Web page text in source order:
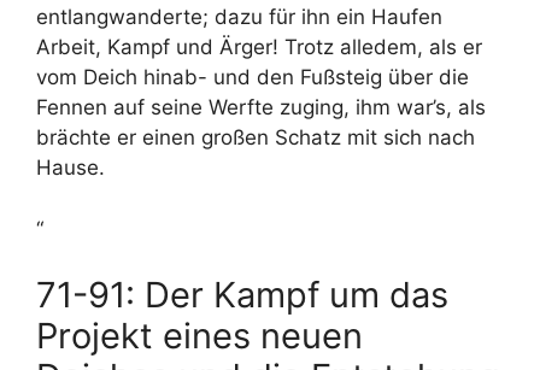
entlangwanderte; dazu für ihn ein Haufen
Arbeit, Kampf und Ärger! Trotz alledem, als er
vom Deich hinab- und den Fußsteig über die
Fennen auf seine Werfte zuging, ihm war’s, als
brächte er einen großen Schatz mit sich nach
Hause.
“
71-91: Der Kampf um das
Projekt eines neuen